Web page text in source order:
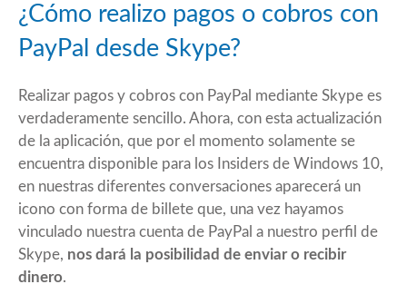
¿Cómo realizo pagos o cobros con
PayPal desde Skype?
Realizar pagos y cobros con PayPal mediante Skype es
verdaderamente sencillo. Ahora, con esta actualización
de la aplicación, que por el momento solamente se
encuentra disponible para los Insiders de Windows 10,
en nuestras diferentes conversaciones aparecerá un
icono con forma de billete que, una vez hayamos
vinculado nuestra cuenta de PayPal a nuestro perfil de
Skype, nos dará la posibilidad de enviar o recibir
dinero.